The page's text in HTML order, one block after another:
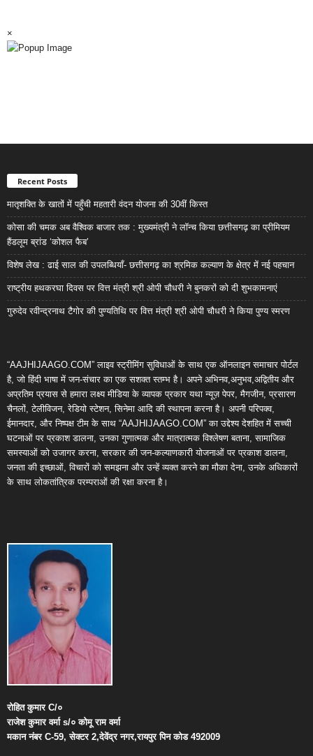
×
Recent Posts
मातृशक्ति के खातों में पहुँची महतारी वंदन योजना की 30वीं किस्त
कोसा की चमक अब वैश्विक बाजार तक : मुख्यमंत्री ने लॉन्च किया छत्तीसगढ़ का प्रीमियम
हैंडलूम ब्रांड ‘कोशल फैब’
विशेष लेख : ढाई साल की उपलब्धियाँ- छत्तीसगढ़ का श्रमिक कल्याण के क्षेत्र में नई पहचान
राष्ट्रीय हथकरघा दिवस पर वित्त मंत्री श्री ओपी चौधरी ने बुनकरों को दी शुभकामनाएं
गुरुदेव रवीन्द्रनाथ टैगोर की पुण्यतिथि पर वित्त मंत्री श्री ओपी चौधरी ने किया पुण्य स्मरण
“AAJHIJAAGO.COM” लाइव स्ट्रीमिंग सुविधाओं के साथ एक ऑनलाइन समाचार पोर्टल
है, जो हिंदी भाषा में जन-संचार का एक सशक्त स्तम्भ है। अपने अभिनव,अनुभव,अद्वितीय और
अप्रतिम प्रयास से हमारा लक्ष्य मीडिया के व्यापक प्रकार यथा न्यूज़ पेपर, मैगजीन, प्रसारण
चैनलों, टेलीविजन, रेडियो स्टेशन, सिनेमा आदि की स्थापना करना है। अपनी परिपक्व,
ईमानदार, और निष्पक्ष टीम के साथ “AAJHIJAAGO.COM” का उद्देश्य देशहित में सच्ची
घटनाओं पर प्रकाश डालना, उनका गुणात्मक और मात्रात्मक विश्लेषण बताना, सामाजिक
समस्याओं को उजागर करना, सरकार की जन-कल्याणकारी योजनाओं पर प्रकाश डालना,
जनता की इच्छाओं, विचारों को समझना और उन्हें व्यक्त करने का मौका देना, उनके अधिकारों
के साथ लोकतांत्रिक परम्पराओं की रक्षा करना है।
रोहित कुमारC/०
राजेश कुमार वर्माs/० कोमू राम वर्मा
मकान नंबरC-59,सेक्टर2,देवेंद्र नगर,रायपुर पिन कोड492009